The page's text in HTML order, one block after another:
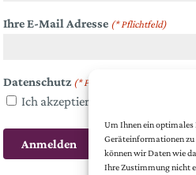
Um Ihnen ein optimales
Geräteinformationen zu
können wir Daten wie
Ihre Zustimmung nicht
Ihre E-Mail Adresse (* Pflichtfeld)
Datenschutz (* Pflichtfeld)
Ich akzeptiere die